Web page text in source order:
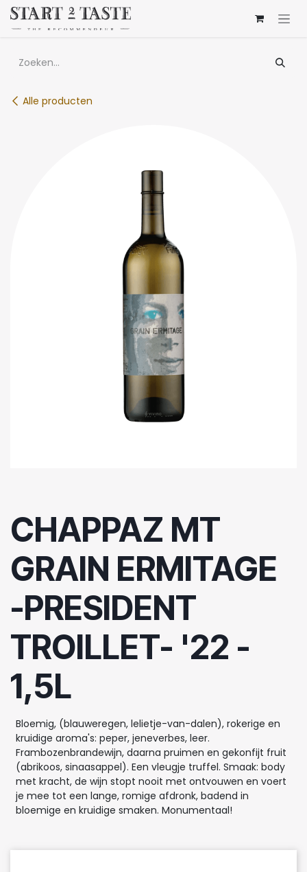
Overslaan naar inhoud
Alle producten
CHAPPAZ MT
GRAIN ERMITAGE
-PRESIDENT
TROILLET- '22 -
1,5L
Bloemig, (blauweregen, lelietje-van-dalen), rokerige en
kruidige aroma's: peper, jeneverbes, leer.
Frambozenbrandewijn, daarna pruimen en gekonfijt fruit
(abrikoos, sinaasappel). Een vleugje truffel. Smaak: body
met kracht, de wijn stopt nooit met ontvouwen en voert
je mee tot een lange, romige afdronk, badend in
bloemige en kruidige smaken. Monumentaal!